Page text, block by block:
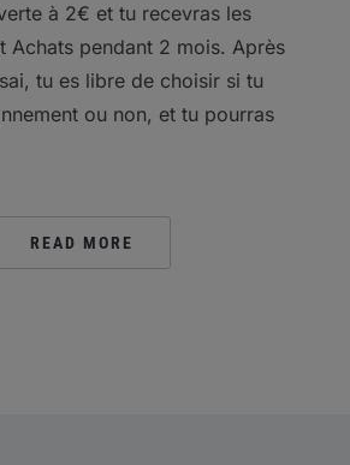
à 2€ et tu recevras les
Achats pendant 2 mois. Après
tu es libre de choisir si tu
ou non, et tu pourras
READ MORE